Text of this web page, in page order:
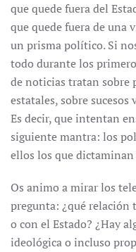
que quede fuera del
que quede fuera de una
un prisma político. Si
todo durante los
de noticias tratan sobre
estatales, sobre
Es decir, que intentan
siguiente mantra: los
ellos los que
Os animo a mirar los
pregunta: ¿qué
o con el Estado? ¿Hay
ideológica o incluso